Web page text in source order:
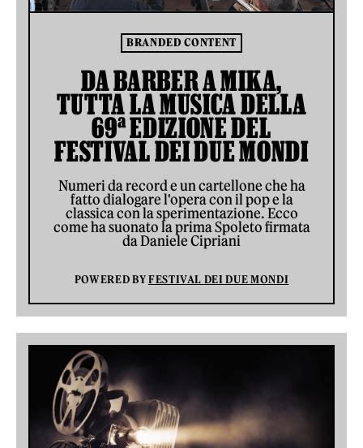
BRANDED CONTENT
DA BARBER A MIKA,
TUTTA LA MUSICA DELLA
69ª EDIZIONE DEL
FESTIVAL DEI DUE MONDI
Numeri da record e un cartellone che ha
fatto dialogare l'opera con il pop e la
classica con la sperimentazione. Ecco
come ha suonato la prima Spoleto firmata
da Daniele Cipriani
POWERED BYFESTIVAL DEI DUE MONDI